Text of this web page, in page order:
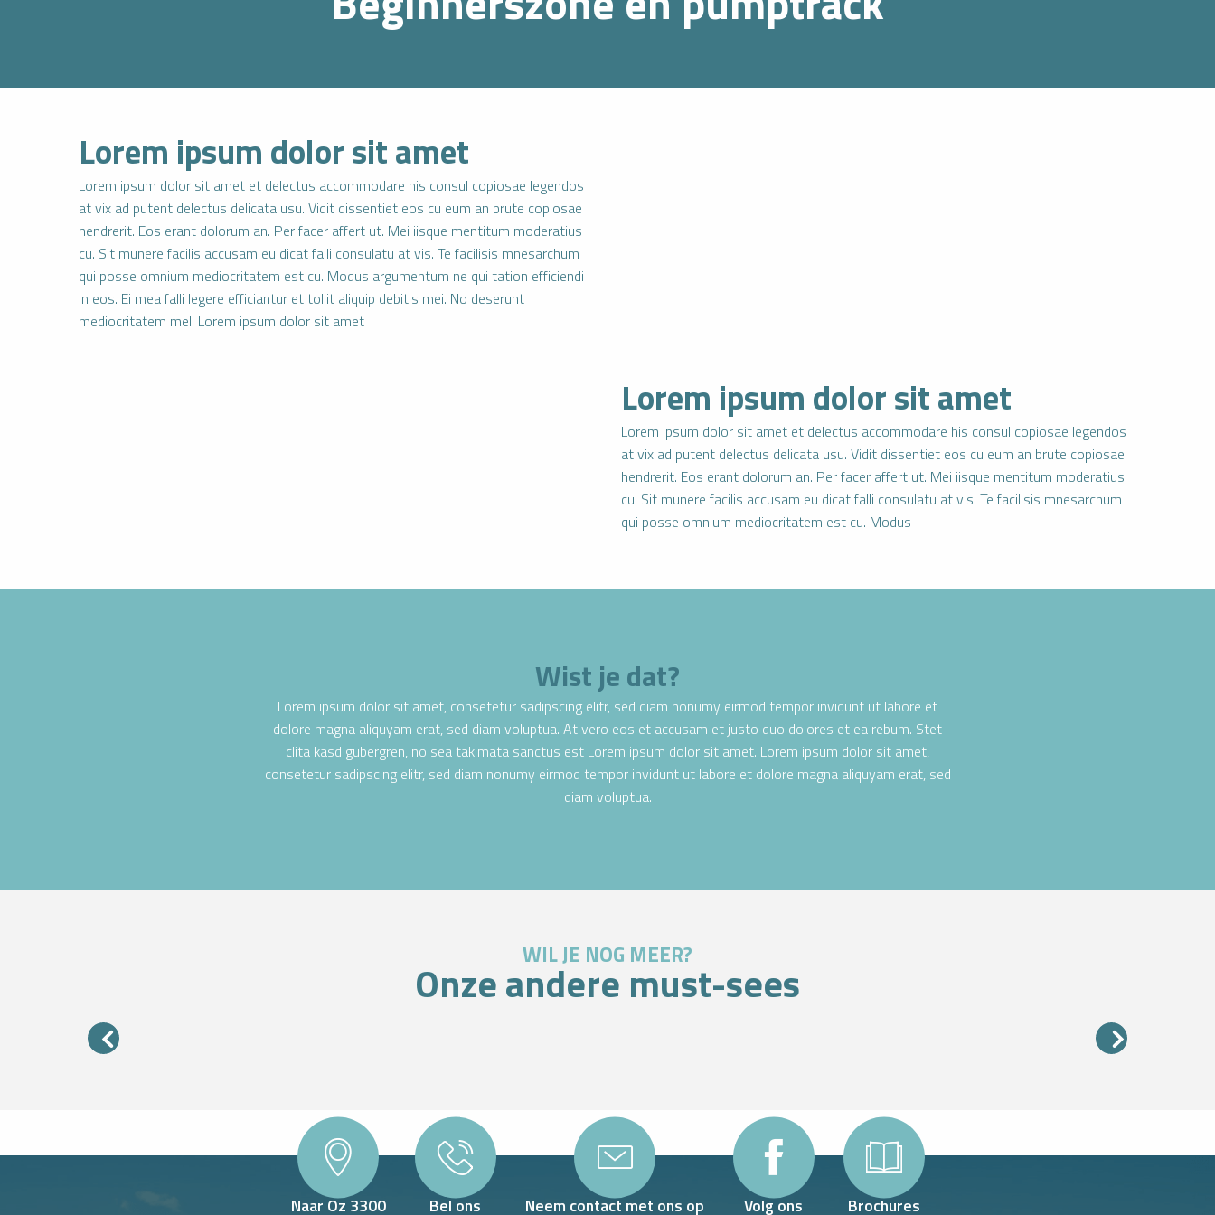
Lorem ipsum dolor sit amet
Lorem ipsum dolor sit amet et delectus accommodare his consul copiosae legendos
at vix ad putent delectus delicata usu. Vidit dissentiet eos cu eum an brute copiosae
hendrerit. Eos erant dolorum an. Per facer affert ut. Mei iisque mentitum moderatius
cu. Sit munere facilis accusam eu dicat falli consulatu at vis. Te facilisis mnesarchum
qui posse omnium mediocritatem est cu. Modus argumentum ne qui tation efficiendi
in eos. Ei mea falli legere efficiantur et tollit aliquip debitis mei. No deserunt
mediocritatem mel. Lorem ipsum dolor sit amet
Lorem ipsum dolor sit amet
Lorem ipsum dolor sit amet et delectus accommodare his consul copiosae legendos
at vix ad putent delectus delicata usu. Vidit dissentiet eos cu eum an brute copiosae
hendrerit. Eos erant dolorum an. Per facer affert ut. Mei iisque mentitum moderatius
cu. Sit munere facilis accusam eu dicat falli consulatu at vis. Te facilisis mnesarchum
qui posse omnium mediocritatem est cu. Modus
Wist je dat?
Lorem ipsum dolor sit amet, consetetur sadipscing elitr, sed diam nonumy eirmod tempor invidunt ut labore et
dolore magna aliquyam erat, sed diam voluptua. At vero eos et accusam et justo duo dolores et ea rebum. Stet
clita kasd gubergren, no sea takimata sanctus est Lorem ipsum dolor sit amet. Lorem ipsum dolor sit amet,
consetetur sadipscing elitr, sed diam nonumy eirmod tempor invidunt ut labore et dolore magna aliquyam erat, sed
diam voluptua.
WIL JE NOG MEER?
Onze andere must-sees
Naar Oz 3300 Bel ons Neem contact met ons op Volg ons Brochures